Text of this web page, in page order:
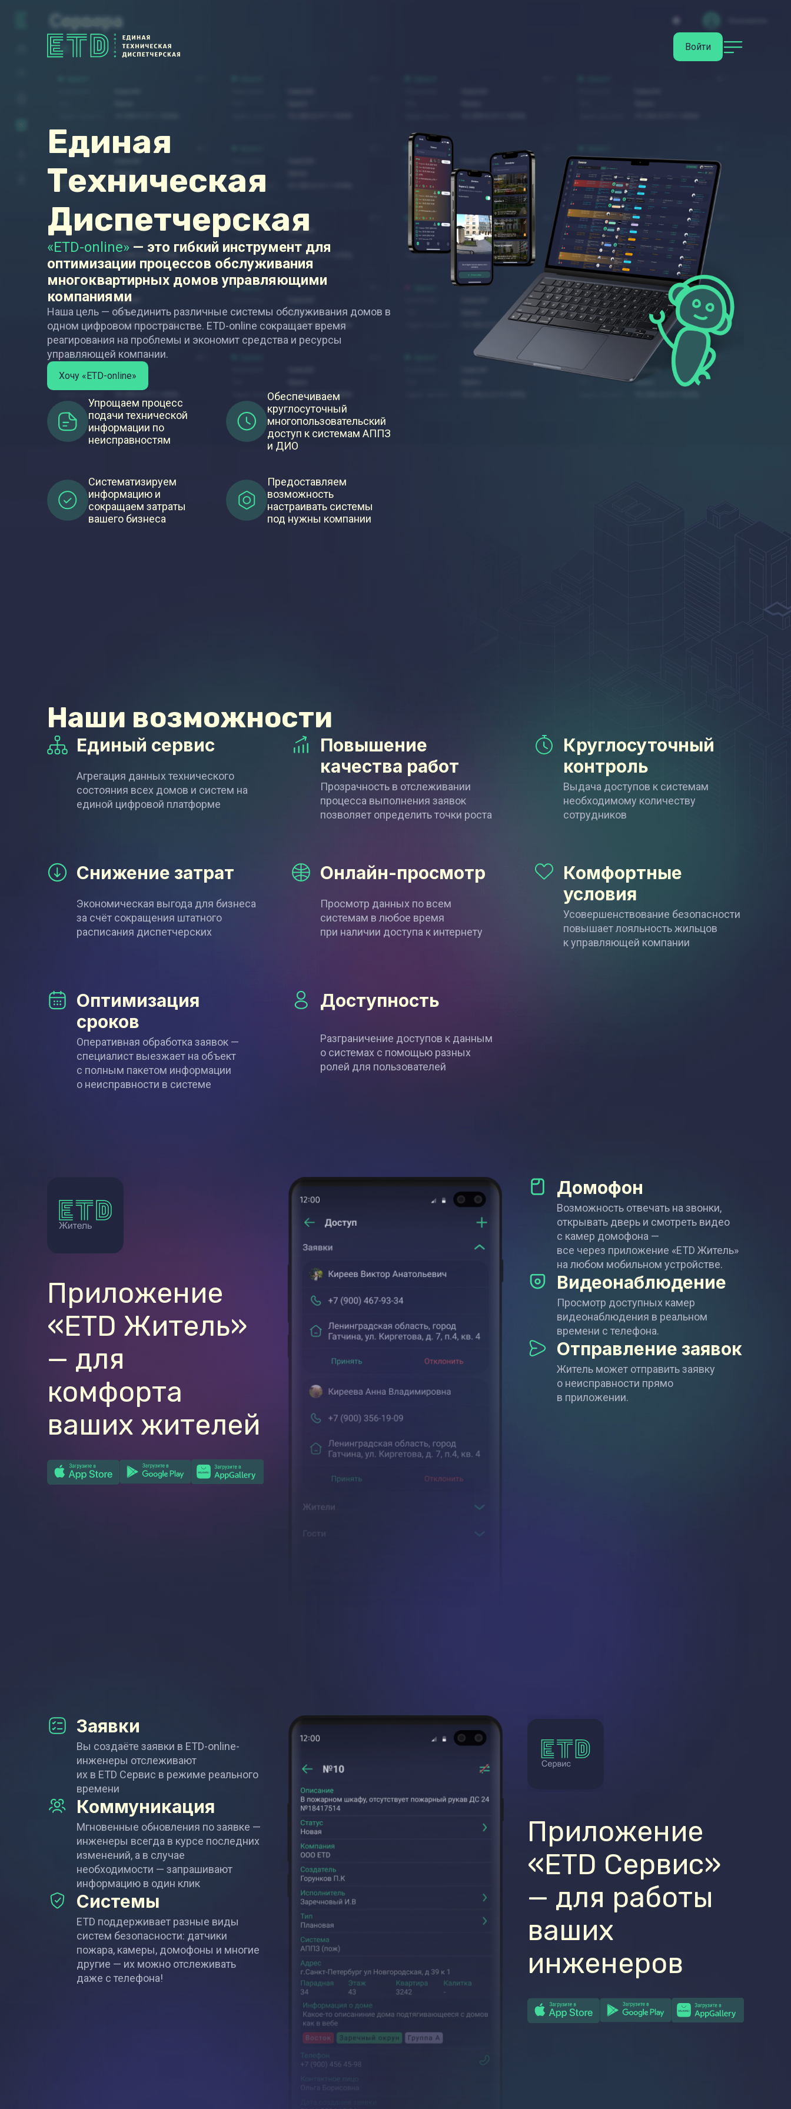
Войти
Единая
Техническая
Диспетчерская
«ETD-online» — это гибкий инструмент для
оптимизации процессов обслуживания
многоквартирных домов управляющими
компаниями
Наша цель — объединить различные системы обслуживания домов в
одном цифровом пространстве. ETD-online сокращает время
реагирования на проблемы и экономит средства и ресурсы
управляющей компании.
Хочу «ETD-online»
Упрощаем процесс
подачи технической
информации по
неисправностям
Обеспечиваем
круглосуточный
многопользовательский
доступ к системам АППЗ
и ДИО
Систематизируем
информацию и
сокращаем затраты
вашего бизнеса
Предоставляем
возможность
настраивать системы
под нужны компании
Наши возможности
Единый сервис
Агрегация данных технического
состояния всех домов и систем на
единой цифровой платформе
Повышение
качества работ
Прозрачность в отслеживании
процесса выполнения заявок
позволяет определить точки роста
Круглосуточный
контроль
Выдача доступов к системам
необходимому количеству
сотрудников
Снижение затрат
Экономическая выгода для бизнеса
за счёт сокращения штатного
расписания диспетчерских
Онлайн-просмотр
Просмотр данных по всем
системам в любое время
при наличии доступа к интернету
Комфортные
условия
Усовершенствование безопасности
повышает лояльность жильцов
к управляющей компании
Оптимизация
сроков
Оперативная обработка заявок —
специалист выезжает на объект
с полным пакетом информации
о неисправности в системе
Доступность
Разграничение доступов к данным
о системах с помощью разных
ролей для пользователей
Приложение
«ETD Житель»
— для
комфорта
ваших жителей
Домофон
Возможность отвечать на звонки,
открывать дверь и смотреть видео
с камер домофона —
все через приложение «ETD Житель»
на любом мобильном устройстве.
Видеонаблюдение
Просмотр доступных камер
видеонаблюдения в реальном
времени c телефона.
Отправление заявок
Житель может отправить заявку
о неисправности прямо
в приложении.
Приложение
«ETD Сервис»
— для работы
ваших
инженеров
Заявки
Вы создаёте заявки в ETD-online-
инженеры отслеживают
их в ETD Сервис в режиме реального
времени
Коммуникация
Мгновенные обновления по заявке —
инженеры всегда в курсе последних
изменений, а в случае
необходимости — запрашивают
информацию в один клик
Системы
ETD поддерживает разные виды
систем безопасности: датчики
пожара, камеры, домофоны и многие
другие — их можно отслеживать
даже с телефона!